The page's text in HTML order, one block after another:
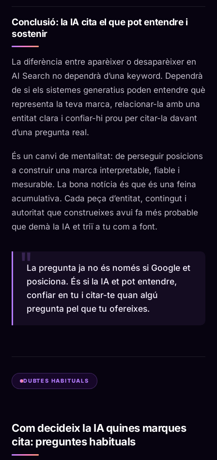
Conclusió: la IA cita el que pot entendre i
sostenir
La diferència entre aparèixer o desaparèixer en
AI Search no dependrà d’una keyword. Dependrà
de si els sistemes generatius poden entendre què
representa la teva marca, relacionar-la amb una
entitat clara i confiar-hi prou per citar-la davant
d’una pregunta real.
És un canvi de mentalitat: de perseguir posicions
a construir una marca interpretable, fiable i
mesurable. La bona notícia és que és una feina
acumulativa. Cada peça d’entitat, contingut i
autoritat que construeixes avui fa més probable
que demà la IA et triï a tu com a font.
La pregunta ja no és només si Google et
posiciona. És si la IA et pot entendre,
confiar en tu i citar-te quan algú
pregunta pel que tu ofereixes.
DUBTES HABITUALS
Com decideix la IA quines marques
cita: preguntes habituals